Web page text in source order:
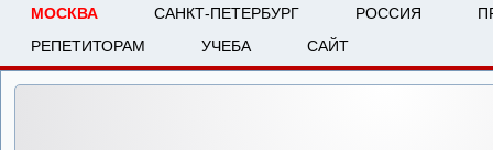
МОСКВА САНКТ-ПЕТЕРБУРГ РОССИЯ
РЕПЕТИТОРАМ
УЧЕБА САЙТ